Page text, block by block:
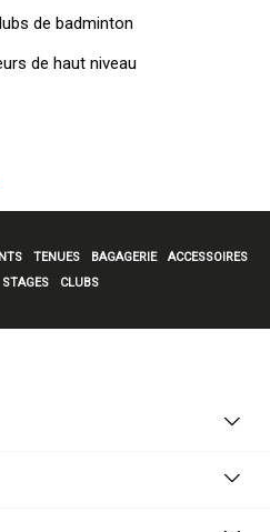
de badminton
de haut niveau
TENUES BAGAGERIE
ACCESSOIRES
STAGES CLUBS